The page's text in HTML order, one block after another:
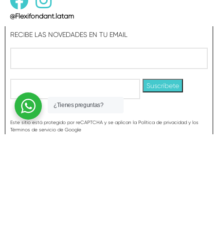
@Flexifondant.latam
RECIBE LAS NOVEDADES EN TU EMAIL
Este sitio está protegido por reCAPTCHA y se aplican la Política de privacidad y los
Términos de servicio de Google
¿Tienes preguntas?